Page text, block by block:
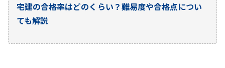
宅建の合格率はどのくらい？難易度や合格点につい
ても解説